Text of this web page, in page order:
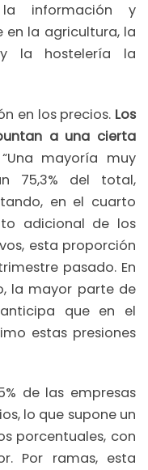
información y
en la agricultura, la
la hostelería la
en los precios. Los
a una cierta
mayoría muy
75,3% del total,
en el cuarto
adicional de los
esta proporción
pasado. En
la mayor parte de
que en el
estas presiones
de las empresas
lo que supone un
porcentuales, con
Por ramas, esta